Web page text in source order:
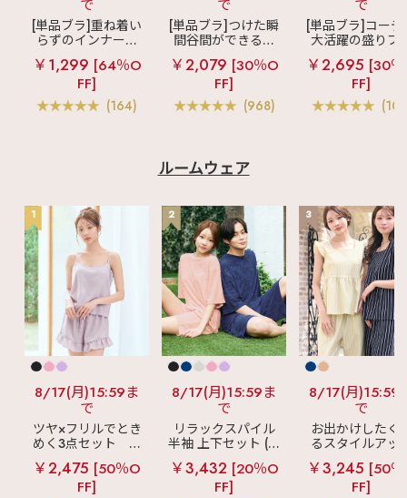
で
[単品ブラ]重ね着い
らずのインナーブ
ラ
リッチバスト
ブラトップ (ワイヤ
ー入り)
￥1,299 [64％O
FF]
(164)
で
[単品ブラ]つけた瞬
間谷間ができるシ
ームレスブラ
超
盛ブラ(R) シームレ
ス 単品ブラジャー
￥2,079 [30％O
FF]
(968)
で
[単品ブラ]コーデ
大活躍の盛りブ
ショートレン
ス ブラトップ 超
ブラ(R) 単品ブ
ャー
￥2,695 [30
FF]
ルームウェア
1
8/17(月)15:59ま
で
ツヤ×フリルでとき
めく3点セット
シ
ルキー ショートパ
ンツ 3点セット
￥2,475 [50％O
FF]
2
8/17(月)15:59ま
で
リラックスパイル
半袖 上下セット (男
女兼用サイズ)
￥3,432 [20％O
FF]
3
8/17(月)15:59
で
お出かけしたく
るスタイルアッ
見え
ストライ
フリル ロングパ
ツ 綿混 上下セ
￥3,245 [50
FF]